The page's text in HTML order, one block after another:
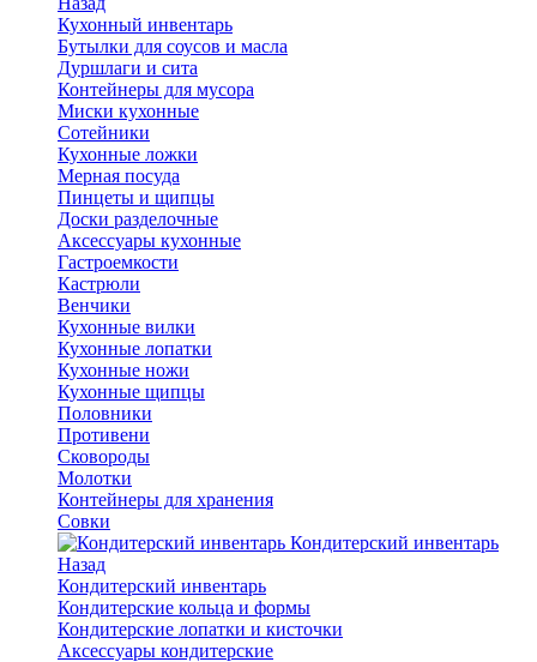
Кухонный инвентарь
Бутылки для соусов и масла
Дуршлаги и сита
Контейнеры для мусора
Миски кухонные
Сотейники
Кухонные ложки
Мерная посуда
Пинцеты и щипцы
Доски разделочные
Аксессуары кухонные
Гастроемкости
Кастрюли
Венчики
Кухонные вилки
Кухонные лопатки
Кухонные ножи
Кухонные щипцы
Половники
Противени
Сковороды
Молотки
Контейнеры для хранения
Совки
Кондитерский инвентарь
Назад
Кондитерский инвентарь
Кондитерские кольца и формы
Кондитерские лопатки и кисточки
Аксессуары кондитерские